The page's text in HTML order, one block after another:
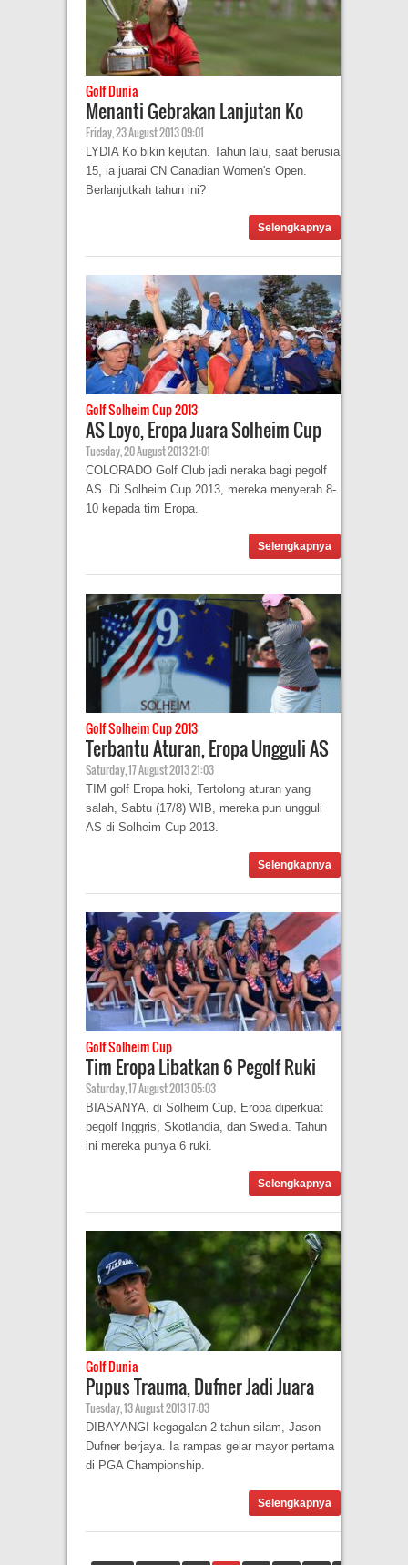
Golf Dunia
Menanti Gebrakan Lanjutan Ko
Friday, 23 August 2013 09:01
LYDIA Ko bikin kejutan. Tahun lalu, saat berusia
15, ia juarai CN Canadian Women's Open.
Berlanjutkah tahun ini?
Selengkapnya
Golf Solheim Cup 2013
AS Loyo, Eropa Juara Solheim Cup
Tuesday, 20 August 2013 21:01
COLORADO Golf Club jadi neraka bagi pegolf
AS. Di Solheim Cup 2013, mereka menyerah 8-
10 kepada tim Eropa.
Selengkapnya
Golf Solheim Cup 2013
Terbantu Aturan, Eropa Ungguli AS
Saturday, 17 August 2013 21:03
TIM golf Eropa hoki, Tertolong aturan yang
salah, Sabtu (17/8) WIB, mereka pun ungguli
AS di Solheim Cup 2013.
Selengkapnya
Golf Solheim Cup
Tim Eropa Libatkan 6 Pegolf Ruki
Saturday, 17 August 2013 05:03
BIASANYA, di Solheim Cup, Eropa diperkuat
pegolf Inggris, Skotlandia, dan Swedia. Tahun
ini mereka punya 6 ruki.
Selengkapnya
Golf Dunia
Pupus Trauma, Dufner Jadi Juara
Tuesday, 13 August 2013 17:03
DIBAYANGI kegagalan 2 tahun silam, Jason
Dufner berjaya. Ia rampas gelar mayor pertama
di PGA Championship.
Selengkapnya